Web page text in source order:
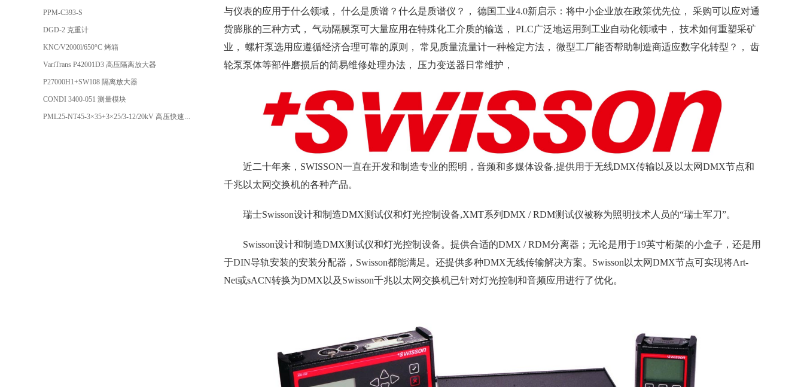
PPM-C393-S
DGD-2 克重计
KNC/V2000l/650°C 烤箱
VariTrans P42001D3 高压隔离放大器
P27000H1+SW108 隔离放大器
CONDI 3400-051 测量模块
与仪表的应用于什么领域， 什么是质谱？什么是质谱仪？， 德国工业4.0新启示：将中小企业放在政策优先位， 采购可以应对通
货膨胀的三种方式， 气动隔膜泵可大量应用在特殊化工介质的输送， PLC广泛地运用到工业自动化领域中， 技术如何重塑采矿
业， 螺杆泵选用应遵循经济合理可靠的原则， 常见质量流量计一种检定方法， 微型工厂能否帮助制造商适应数字化转型？， 齿
轮泵泵体等部件磨损后的简易维修处理办法， 压力变送器日常维护，
近二十年来，SWISSON一直在开发和制造专业的照明，音频和多媒体设备,提供用于无线DMX传输以及以太网DMX节点和
千兆以太网交换机的各种产品。
瑞士Swisson设计和制造DMX测试仪和灯光控制设备,XMT系列DMX / RDM测试仪被称为照明技术人员的“瑞士军刀”。
Swisson设计和制造DMX测试仪和灯光控制设备。提供合适的DMX / RDM分离器；无论是用于19英寸桁架的小盒子，还是用
于DIN导轨安装的安装分配器，Swisson都能满足。还提供多种DMX无线传输解决方案。Swisson以太网DMX节点可实现将Art-
Net或sACN转换为DMX以及Swisson千兆以太网交换机已针对灯光控制和音频应用进行了优化。